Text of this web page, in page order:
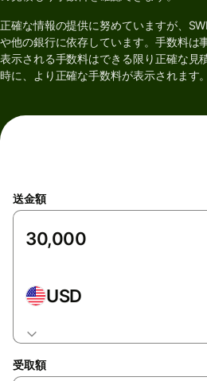
正確な情報の提供に努めていますが、
や他の銀行に依存しています。手数料は
表示される手数料はできる限り正確な見
時に、より正確な手数料が表示されます。
送金額
USD
受取額